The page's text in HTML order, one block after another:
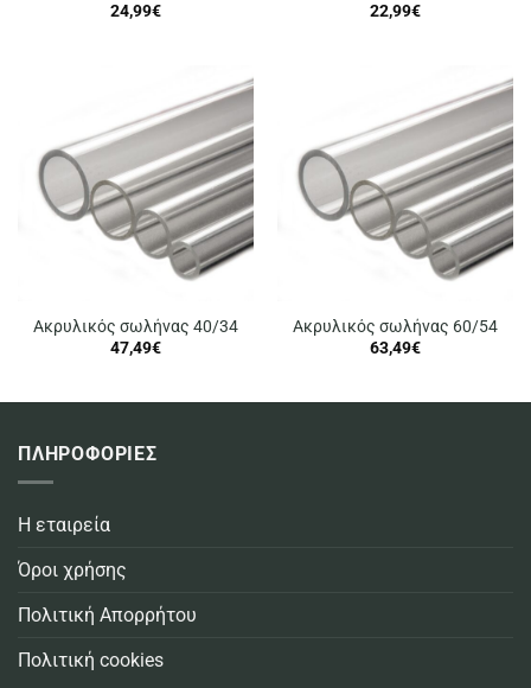
24,99€
22,99€
Ακρυλικός σωλήνας 40/34
47,49€
Ακρυλικός σωλήνας 60/54
63,49€
ΠΛΗΡΟΦΟΡΙΕΣ
Η εταιρεία
Όροι χρήσης
Πολιτική Απορρήτου
Πολιτική cookies